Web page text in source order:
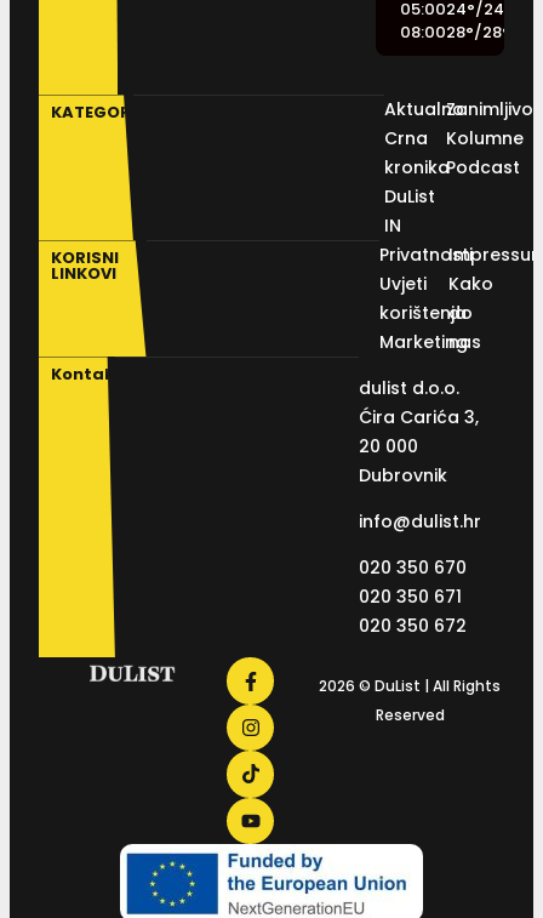
05:0024°/24
08:0028°/28°
KATEGORIJE
Aktualno
Crna
kronika
DuList
IN
Kolumne
Podcast
KORISNI
LINKOVI
Privatnosti
Uvjeti
korištenja
Marketing
Kako
do
nas
Kontakt
dulist d.o.o.
Ćira Carića 3,
20 000
Dubrovnik
info@dulist.hr
020 350 670
020 350 671
020 350 672
2026 © DuList | All Rights
Reserved